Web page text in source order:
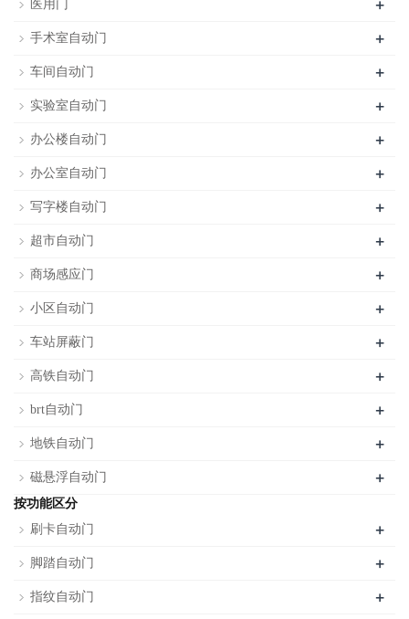
医用门 +
手术室自动门 +
车间自动门 +
实验室自动门 +
办公楼自动门 +
办公室自动门 +
写字楼自动门 +
超市自动门 +
商场感应门 +
小区自动门 +
车站屏蔽门 +
高铁自动门 +
brt自动门 +
地铁自动门 +
磁悬浮自动门 +
按功能区分
刷卡自动门
+
脚踏自动门 +
指纹自动门 +